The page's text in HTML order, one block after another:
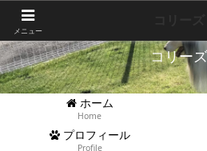
コリーズ
ホーム
Home
プロフィール
Profile
メニュー